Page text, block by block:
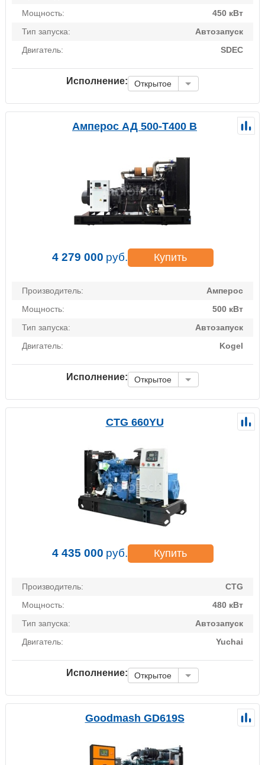
Мощность:
450 кВт
Тип запуска:
Автозапуск
Двигатель:
SDEC
Исполнение: Открытое
Амперос АД 500-Т400 B
4 279 000 руб. Купить
Производитель:
Амперос
Мощность:
500 кВт
Тип запуска:
Автозапуск
Двигатель:
Kogel
Исполнение: Открытое
CTG 660YU
4 435 000 руб. Купить
Производитель:
CTG
Мощность:
480 кВт
Тип запуска:
Автозапуск
Двигатель:
Yuchai
Исполнение: Открытое
Goodmash GD619S